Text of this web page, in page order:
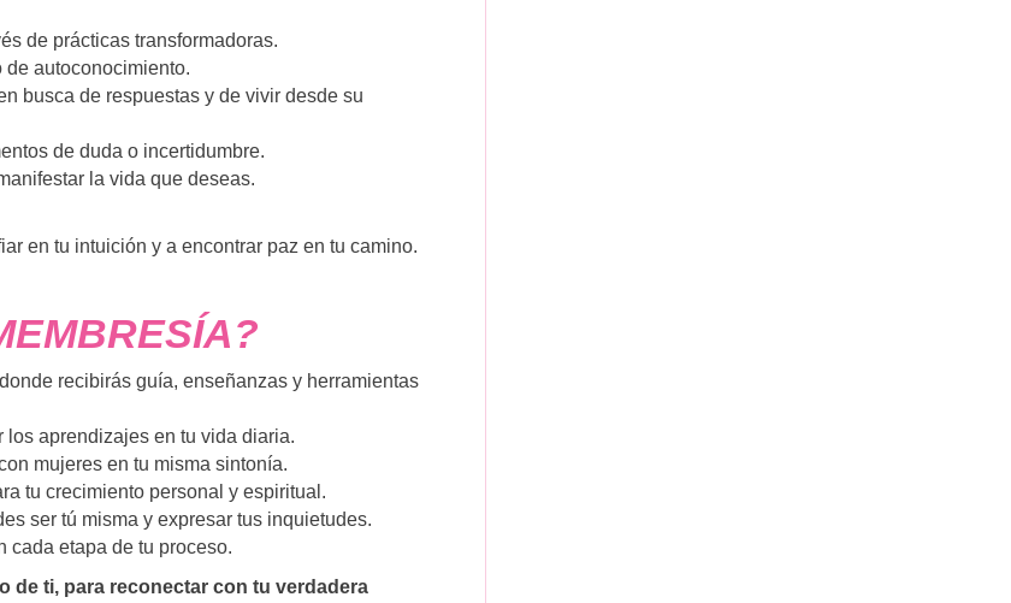
de prácticas transformadoras.
de autoconocimiento.
busca de respuestas y de vivir desde su
de duda o incertidumbre.
la vida que deseas.
en tu intuición y a encontrar paz en tu camino.
recibirás guía, enseñanzas y herramientas
los aprendizajes en tu vida diaria.
mujeres en tu misma sintonía.
tu crecimiento personal y espiritual.
ser tú misma y expresar tus inquietudes.
cada etapa de tu proceso.
de ti, para reconectar con tu verdadera